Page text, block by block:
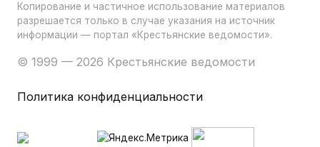
Копирование и частичное использование материалов
разрешается только в случае указания на источник
информации — портал «Крестьянские ведомости».
© 1999 — 2026 Крестьянские ведомости
Политика конфиденциальности